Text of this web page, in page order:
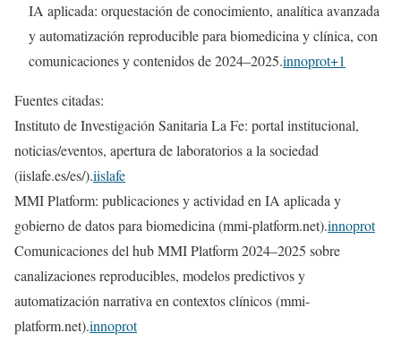
IA aplicada: orquestación de conocimiento, analítica avanzada
y automatización reproducible para biomedicina y clínica, con
comunicaciones y contenidos de 2024–2025.innoprot+1
Fuentes citadas:
Instituto de Investigación Sanitaria La Fe: portal institucional,
noticias/eventos, apertura de laboratorios a la sociedad
(iislafe.es/es/).iislafe
MMI Platform: publicaciones y actividad en IA aplicada y
gobierno de datos para biomedicina (mmi-platform.net).innoprot
Comunicaciones del hub MMI Platform 2024–2025 sobre
canalizaciones reproducibles, modelos predictivos y
automatización narrativa en contextos clínicos (mmi-
platform.net).innoprot